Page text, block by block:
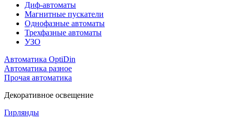
Диф-автоматы
Магнитные пускатели
Однофазные автоматы
Трехфазные автоматы
УЗО
Автоматика OptiDin
Автоматика разное
Прочая автоматика
Декоративное освещение
Гирлянды